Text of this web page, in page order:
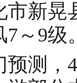
市新晃
7～9级
，4